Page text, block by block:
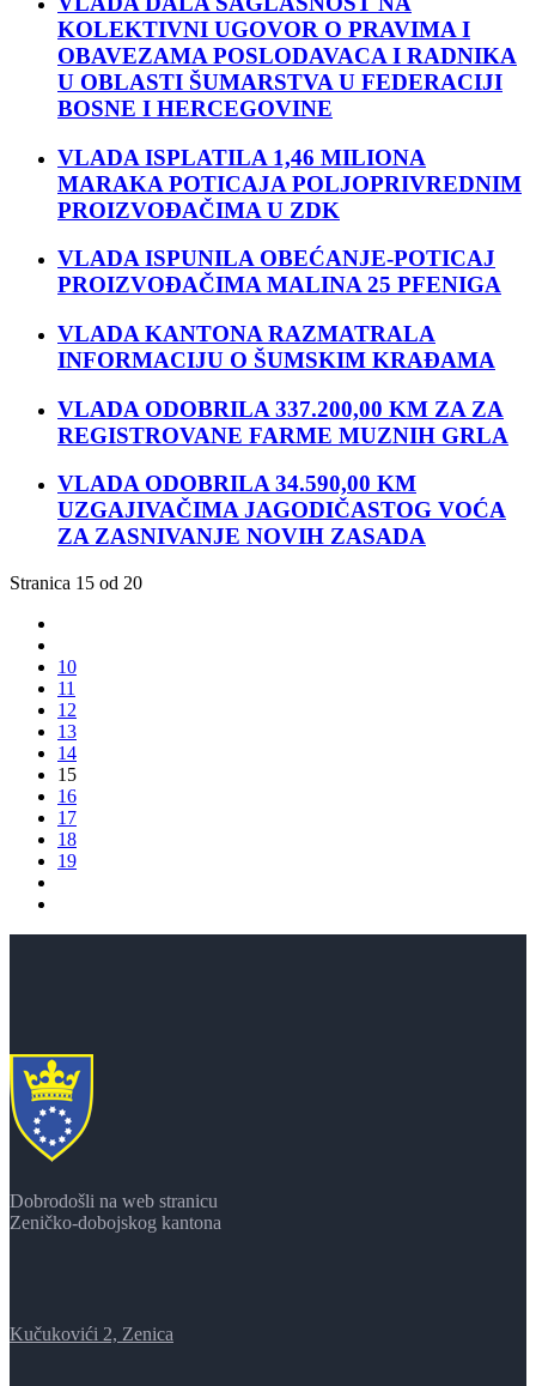
KOLEKTIVNI UGOVOR O PRAVIMA I
OBAVEZAMA POSLODAVACA I RADNIKA
U OBLASTI ŠUMARSTVA U FEDERACIJI
BOSNE I HERCEGOVINE
VLADA ISPLATILA 1,46 MILIONA
MARAKA POTICAJA POLJOPRIVREDNIM
PROIZVOĐAČIMA U ZDK
VLADA ISPUNILA OBEĆANJE-POTICAJ
PROIZVOĐAČIMA MALINA 25 PFENIGA
VLADA KANTONA RAZMATRALA
INFORMACIJU O ŠUMSKIM KRAĐAMA
VLADA ODOBRILA 337.200,00 KM ZA ZA
REGISTROVANE FARME MUZNIH GRLA
VLADA ODOBRILA 34.590,00 KM
UZGAJIVAČIMA JAGODIČASTOG VOĆA
ZA ZASNIVANJE NOVIH ZASADA
Stranica 15 od 20
10
11
12
13
14
15
16
17
18
19
Dobrodošli na web stranicu
Zeničko-dobojskog kantona
Kučukovići 2, Zenica